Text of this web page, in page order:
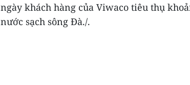
ngày khách hàng của Viwaco tiêu thụ
nước sạch sông Đà./.